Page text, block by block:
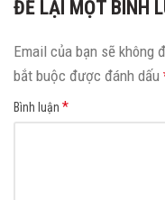
ĐỂ LẠI MỘT BÌNH
Email của bạn sẽ không
bắt buộc được đánh dấu
Bình luận *